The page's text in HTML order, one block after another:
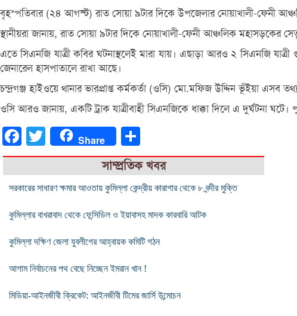
বৃহস্পতিবার (২৪ আগস্ট) রাত সোয়া ৯টার দিকে উপজেলার নোয়াখালী-ফেনী
স্থানীয়রা জানায়, রাত সোয়া ৯টার দিকে নোয়াখালী-ফেনী আঞ্চলিক মহাসড়কের
এতে সিএনজি যাত্রী কবির ঘটনাস্থলেই মারা যায়। এছাড়া আরও ২ সিএনজি
জেনারেল হাসপাতালে রাখা আছে।
চন্দ্রগঞ্জ হাইওয়ে থানার ভারপ্রাপ্ত কর্মকর্তা (ওসি) মো.মফিজ উদ্দিন ভূঁইয়া
ওসি আরও জানায়, একটি ট্রাক যাত্রীবাহী সিএনজিকে ধাক্কা দিলে এ দুর্ঘটনা ঘটে।
FacebookTwitter Share
সাম্প্রতিক খবর
সরকারের সাধারণ ক্ষমার আওতায় কুমিল্লা কেন্দ্রীয় কারাগার থেকে ৮ বন্দীর মুক্তি
কুমিল্লার বাখরাবাদ থেকে ফেন্সিডিল ও ইয়াবাসহ মাদক কারবারি আটক
কুমিল্লা দক্ষিণ জেলা যুবলীগের আহ্বায়ক কমিটি গঠন
আগাম নির্বাচনের পথ বেছে নিচ্ছেন ইমরান খান !
মিডিয়া-আইনজীবী ক্রিকেট: আইনজীবী টিমের জার্সি উন্মোচন